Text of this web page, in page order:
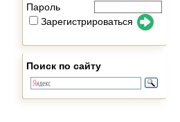
Пароль
Зарегистрироваться
Поиск по сайту